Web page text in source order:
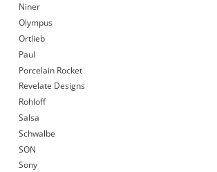
Niner
Olympus
Ortlieb
Paul
Porcelain Rocket
Revelate Designs
Rohloff
Salsa
Schwalbe
SON
Sony